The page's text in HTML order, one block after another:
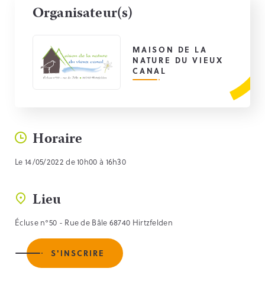
Organisateur(s)
MAISON DE LA
NATURE DU VIEUX
CANAL
Horaire
Le 14/05/2022 de 10h00 à 16h30
Lieu
Écluse n°50 - Rue de Bâle 68740 Hirtzfelden
S'INSCRIRE